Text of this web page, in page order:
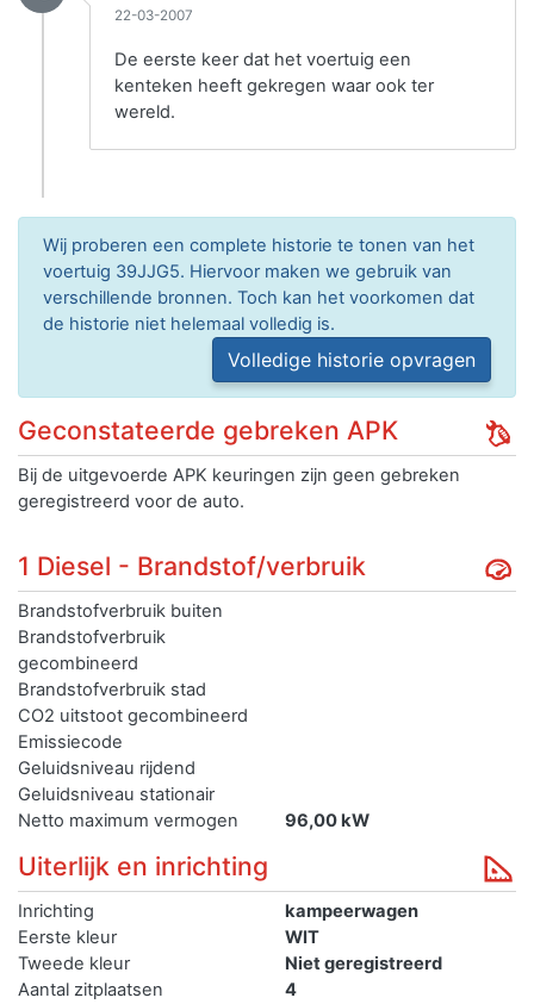
22-03-2007
De eerste keer dat het voertuig een
kenteken heeft gekregen waar ook ter
wereld.
Wij proberen een complete historie te tonen van het
voertuig 39JJG5. Hiervoor maken we gebruik van
verschillende bronnen. Toch kan het voorkomen dat
de historie niet helemaal volledig is.
Volledige historie opvragen
Geconstateerde gebreken APK
Bij de uitgevoerde APK keuringen zijn geen gebreken
geregistreerd voor de auto.
1 Diesel - Brandstof/verbruik
Brandstofverbruik buiten
Brandstofverbruik
gecombineerd
Brandstofverbruik stad
CO2 uitstoot gecombineerd
Emissiecode
Geluidsniveau rijdend
Geluidsniveau stationair
Netto maximum vermogen
96,00 kW
Uiterlijk en inrichting
Inrichting
kampeerwagen
Eerste kleur
WIT
Tweede kleur
Niet geregistreerd
Aantal zitplaatsen
4